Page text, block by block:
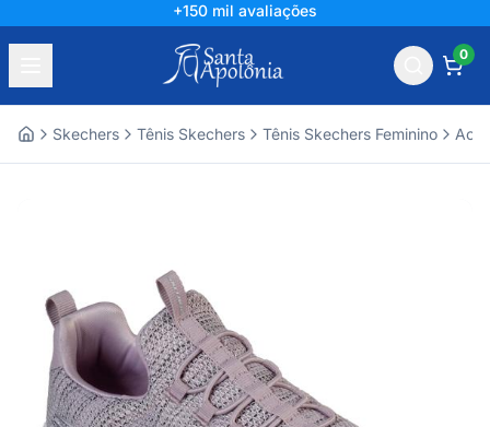
+150 mil avaliações
0
Skechers Tênis Skechers Tênis Skechers Feminino